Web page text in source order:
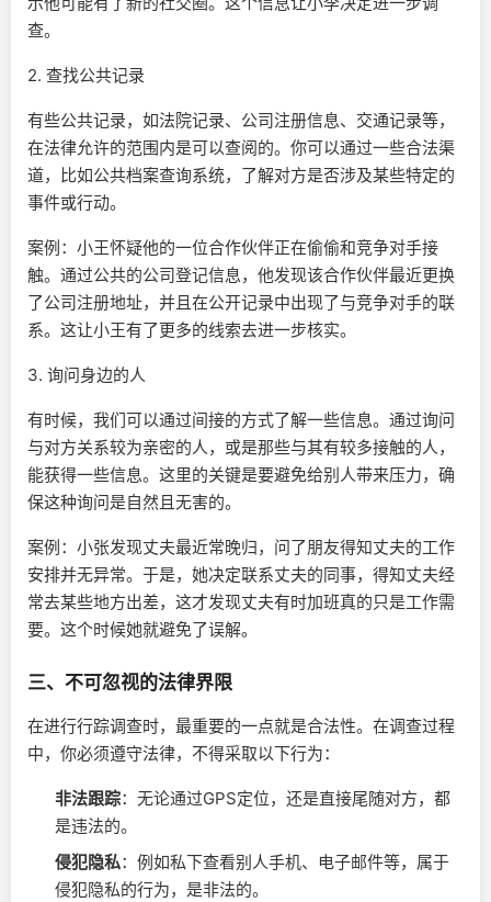
查。
2. 查找公共记录
有些公共记录，如法院记录、公司注册信息、交通记录等，
在法律允许的范围内是可以查阅的。你可以通过一些合法渠
道，比如公共档案查询系统，了解对方是否涉及某些特定的
事件或行动。
案例：小王怀疑他的一位合作伙伴正在偷偷和竞争对手接
触。通过公共的公司登记信息，他发现该合作伙伴最近更换
了公司注册地址，并且在公开记录中出现了与竞争对手的联
系。这让小王有了更多的线索去进一步核实。
3. 询问身边的人
有时候，我们可以通过间接的方式了解一些信息。通过询问
与对方关系较为亲密的人，或是那些与其有较多接触的人，
能获得一些信息。这里的关键是要避免给别人带来压力，确
保这种询问是自然且无害的。
案例：小张发现丈夫最近常晚归，问了朋友得知丈夫的工作
安排并无异常。于是，她决定联系丈夫的同事，得知丈夫经
常去某些地方出差，这才发现丈夫有时加班真的只是工作需
要。这个时候她就避免了误解。
三、不可忽视的法律界限
在进行行踪调查时，最重要的一点就是合法性。在调查过程
中，你必须遵守法律，不得采取以下行为：
非法跟踪：无论通过GPS定位，还是直接尾随对方，都
是违法的。
侵犯隐私：例如私下查看别人手机、电子邮件等，属于
侵犯隐私的行为，是非法的。